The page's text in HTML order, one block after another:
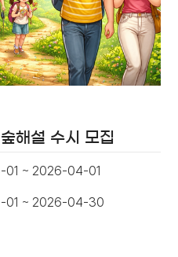
해설 수시 모집
~ 2026-04-01
01 ~ 2026-04-30